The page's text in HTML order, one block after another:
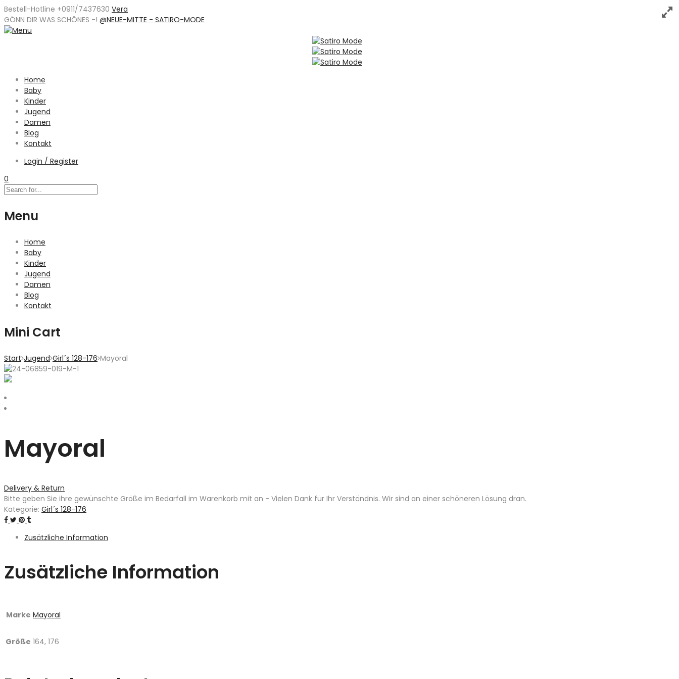
Bestell-Hotline +0911/7437630 Vera
GÖNN DIR WAS SCHÖNES -! @NEUE-MITTE - SATIRO-MODE
Home
Baby
Kinder
Jugend
Damen
Blog
Kontakt
Login / Register
0
Menu
Home
Baby
Kinder
Jugend
Damen
Blog
Kontakt
Mini Cart
Start Jugend Girl´s 128-176 Mayoral
Mayoral
Delivery & Return
Bitte geben Sie ihre gewünschte Größe im Bedarfall im Warenkorb mit an - Vielen Dank für Ihr Verständnis. Wir sind an einer schöneren Lösung dran.
Kategorie: Girl´s 128-176
Zusätzliche Information
Zusätzliche Information
Marke Mayoral
Größe 164, 176